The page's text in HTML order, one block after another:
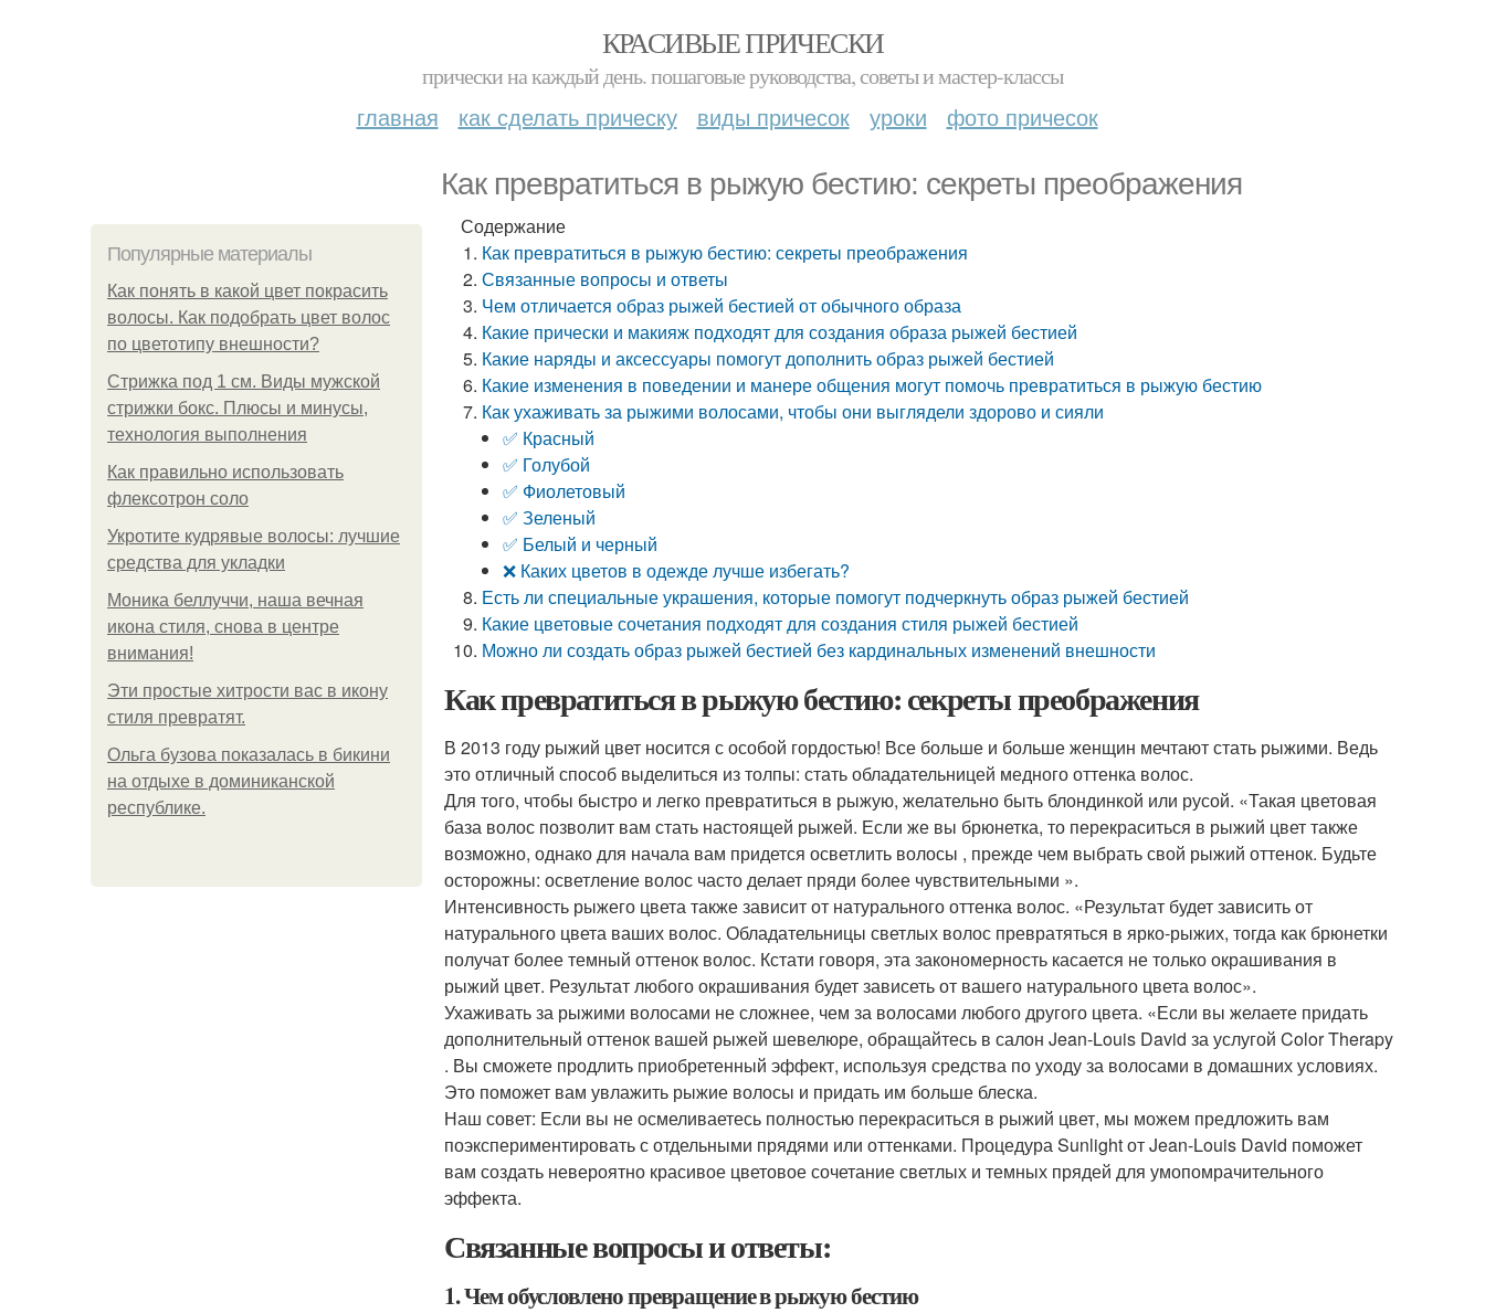
КРАСИВЫЕ ПРИЧЕСКИ
прически на каждый день. пошаговые руководства, советы и мастер-классы
главная как сделать прическу виды причесок уроки фото причесок
Как превратиться в рыжую бестию: секреты преображения
Популярные материалы
Как понять в какой цвет покрасить
волосы. Как подобрать цвет волос
по цветотипу внешности?
Стрижка под 1 см. Виды мужской
стрижки бокс. Плюсы и минусы,
технология выполнения
Как правильно использовать
флексотрон соло
Укротите кудрявые волосы: лучшие
средства для укладки
Моника беллуччи, наша вечная
икона стиля, снова в центре
внимания!
Эти простые хитрости вас в икону
стиля превратят.
Ольга бузова показалась в бикини
на отдыхе в доминиканской
республике.
Содержание
Как превратиться в рыжую бестию: секреты преображения
Связанные вопросы и ответы
Чем отличается образ рыжей бестией от обычного образа
Какие прически и макияж подходят для создания образа рыжей бестией
Какие наряды и аксессуары помогут дополнить образ рыжей бестией
Какие изменения в поведении и манере общения могут помочь превратиться в рыжую бестию
Как ухаживать за рыжими волосами, чтобы они выглядели здорово и сияли
✅ Красный
✅ Голубой
✅ Фиолетовый
✅ Зеленый
✅ Белый и черный
❌ Каких цветов в одежде лучше избегать?
Есть ли специальные украшения, которые помогут подчеркнуть образ рыжей бестией
Какие цветовые сочетания подходят для создания стиля рыжей бестией
Можно ли создать образ рыжей бестией без кардинальных изменений внешности
Как превратиться в рыжую бестию: секреты преображения
В 2013 году рыжий цвет носится с особой гордостью! Все больше и больше женщин мечтают стать рыжими. Ведь
это отличный способ выделиться из толпы: стать обладательницей медного оттенка волос.
Для того, чтобы быстро и легко превратиться в рыжую, желательно быть блондинкой или русой. «Такая цветовая
база волос позволит вам стать настоящей рыжей. Если же вы брюнетка, то перекраситься в рыжий цвет также
возможно, однако для начала вам придется осветлить волосы , прежде чем выбрать свой рыжий оттенок. Будьте
осторожны: осветление волос часто делает пряди более чувствительными ».
Интенсивность рыжего цвета также зависит от натурального оттенка волос. «Результат будет зависить от
натурального цвета ваших волос. Обладательницы светлых волос превратяться в ярко-рыжих, тогда как брюнетки
получат более темный оттенок волос. Кстати говоря, эта закономерность касается не только окрашивания в
рыжий цвет. Результат любого окрашивания будет зависеть от вашего натурального цвета волос».
Ухаживать за рыжими волосами не сложнее, чем за волосами любого другого цвета. «Если вы желаете придать
дополнительный оттенок вашей рыжей шевелюре, обращайтесь в салон Jean-Louis David за услугой Color Therapy
. Вы сможете продлить приобретенный эффект, используя средства по уходу за волосами в домашних условиях.
Это поможет вам увлажить рыжие волосы и придать им больше блеска.
Наш совет: Если вы не осмеливаетесь полностью перекраситься в рыжий цвет, мы можем предложить вам
поэкспериментировать с отдельными прядями или оттенками. Процедура Sunlight от Jean-Louis David поможет
вам создать невероятно красивое цветовое сочетание светлых и темных прядей для умопомрачительного
эффекта.
Связанные вопросы и ответы:
1. Чем обусловлено превращение в рыжую бестию